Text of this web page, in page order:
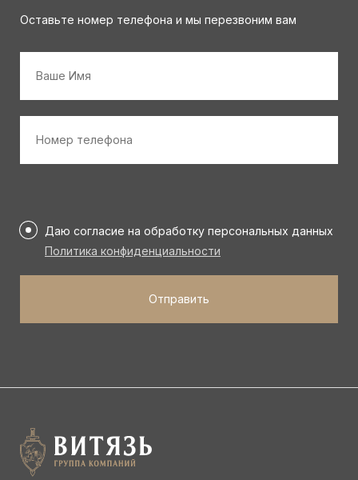
Оставьте номер телефона и мы перезвоним вам
телефона
*
Даю согласие на обработку персональных данных
Политика конфиденциальности